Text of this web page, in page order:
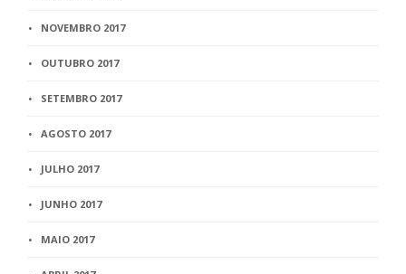
NOVEMBRO 2017
OUTUBRO 2017
SETEMBRO 2017
AGOSTO 2017
JULHO 2017
JUNHO 2017
MAIO 2017